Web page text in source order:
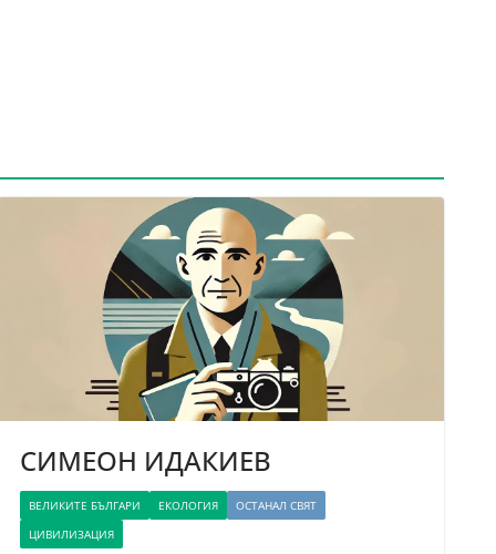
СИМЕОН ИДАКИЕВ
ВЕЛИКИТЕ БЪЛГАРИ ЕКОЛОГИЯ
ОСТАНАЛ СВЯТ
ЦИВИЛИЗАЦИЯ